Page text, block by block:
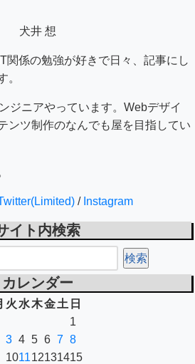
犬井 想
関係の勉強が好きで日々、記事にし
。
ジニアやっています。Webデザイ
ンツ制作のなんでも屋を目指してい
/ Instagram
イト内検索
カレンダー
火 水木金 土 日
1
3 4 5 6 7 8
101112131415